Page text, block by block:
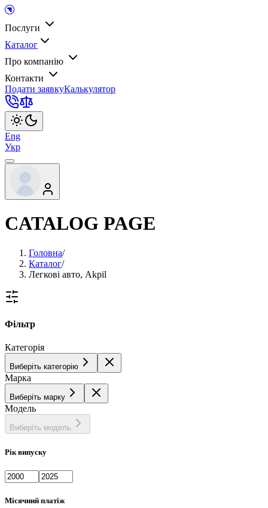
Послуги
Каталог
Про компанію
Контакти
Подати заявкуКалькулятор
Eng
Укр
CATALOG PAGE
Головна/
Каталог/
Легкові авто, Akpil
Фільтр
Категорія
Виберіть категорію
Марка
Виберіть марку
Модель
Виберіть модель
Рік випуску
Місячний платіж